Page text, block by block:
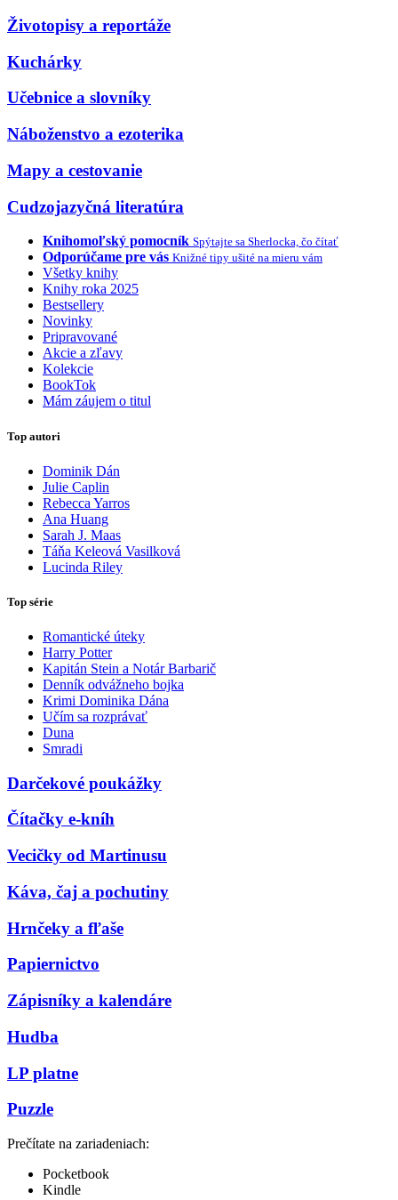
Životopisy a reportáže
Kuchárky
Učebnice a slovníky
Náboženstvo a ezoterika
Mapy a cestovanie
Cudzojazyčná literatúra
Knihomoľský pomocník Spýtajte sa Sherlocka, čo čítať
Odporúčame pre vás Knižné tipy ušité na mieru vám
Všetky knihy
Knihy roka 2025
Bestsellery
Novinky
Pripravované
Akcie a zľavy
Kolekcie
BookTok
Mám záujem o titul
Top autori
Dominik Dán
Julie Caplin
Rebecca Yarros
Ana Huang
Sarah J. Maas
Táňa Keleová Vasilková
Lucinda Riley
Top série
Romantické úteky
Harry Potter
Kapitán Stein a Notár Barbarič
Denník odvážneho bojka
Krimi Dominika Dána
Učím sa rozprávať
Duna
Smradi
Darčekové poukážky
Čítačky e-kníh
Vecičky od Martinusu
Káva, čaj a pochutiny
Hrnčeky a fľaše
Papiernictvo
Zápisníky a kalendáre
Hudba
LP platne
Puzzle
Prečítate na zariadeniach:
Pocketbook
Kindle